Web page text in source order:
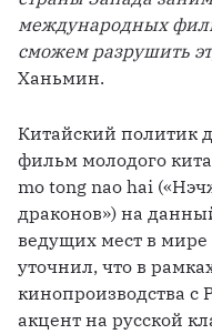
международных
сможем разрушить
Ханьмин.
Китайский политик
фильм молодого
mo tong nao hai
драконов») на
ведущих мест в
уточнил, что в
кинопроизводства с
акцент на русской